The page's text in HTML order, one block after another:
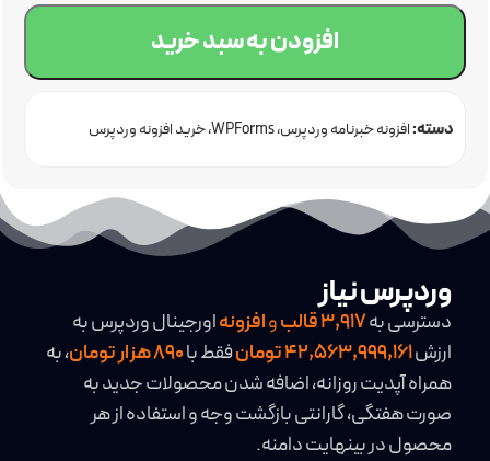
افزودن به سبد خرید
دسته:افزونه خبرنامه وردپرس WPForms خرید افزونه وردپرس
وردپرس نیاز
دسترسی به3,917قالبوافزونهاورجینال وردپرس به
ارزش42,563,999,161 تومان فقط با
، به
همراه آپدیت روزانه، اضافه شدن محصولات جدید به
صورت هفتگی، گارانتی بازگشت وجه و استفاده از هر
محصول در بینهایت دامنه.